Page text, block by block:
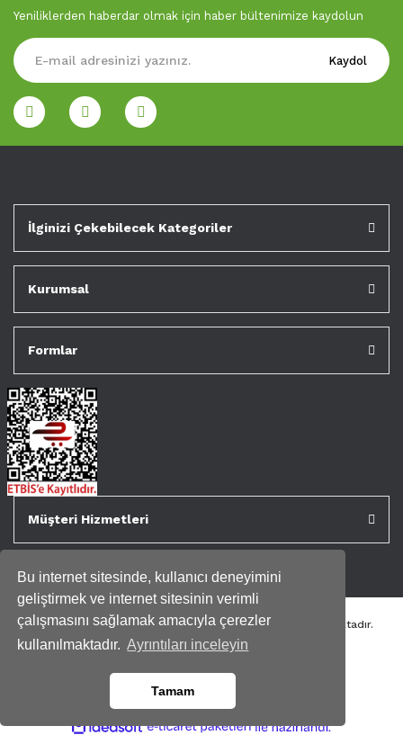
Bu internet sitesinde, kullanıcı deneyimini
geliştirmek ve internet sitesinin verimli
çalışmasını sağlamak amacıyla çerezler
kullanılmaktadır. Ayrıntıları inceleyin
Tamam
Yeniliklerden haberdar olmak için haber bültenimize kaydolun
Kaydol
İlginizi Çekebilecek Kategoriler
Kurumsal
Formlar
Müşteri Hizmetleri
Tüm kredi kartı bilgileriniz 256bit SSL Sertifikası ile korunmaktadır.
Genispencere.com Tüm Hakları Saklıdır.
ideasoft e- ile